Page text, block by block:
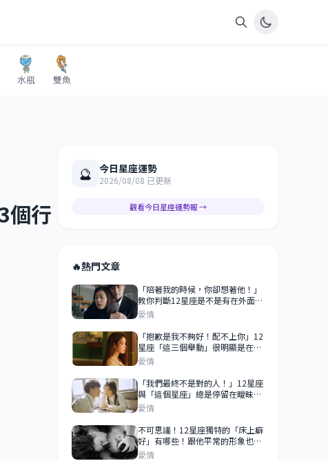
水瓶 雙魚
個行
🔮 今日星座運勢
2026/08/08 已更新
觀看今日星座運勢報 →
🔥熱門文章
「陪著我的時候，你卻想著他！」
教你判斷12星座是不是有在外面
「偷吃」？有沒有做自己心裡有
數！
愛情
「抱歉是我不夠好！配不上你」12
星座「這三個舉動」很明顯是在拒
絕你？
愛情
「我們最終不是對的人！」12星座
與「這個星座」總是停留在曖昧階
段，你們的戀情很難開花結果！
愛情
不可思議！12星座獨特的「床上癖
好」有哪些！跟他平常的形象也差
太多了吧！
愛情